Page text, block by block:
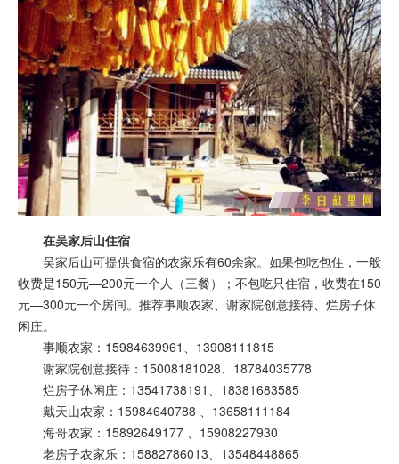
在吴家后山住宿
吴家后山可提供食宿的农家乐有60余家。如果包吃包住，一般
收费是150元—200元一个人（三餐）；不包吃只住宿，收费在150
元—300元一个房间。推荐事顺农家、谢家院创意接待、烂房子休
闲庄。
事顺农家：15984639961、13908111815
谢家院创意接待：15008181028、18784035778
烂房子休闲庄：13541738191、18381683585
戴天山农家：15984640788 、13658111184
海哥农家：15892649177 、15908227930
老房子农家乐：15882786013、13548448865